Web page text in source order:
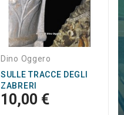
Dino Oggero
SULLE TRACCE DEGLI
ZABRERI
10,00 €